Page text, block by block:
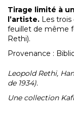
Tirage limité à
l’artiste. Les trois
feuillet de même
Rethi).
Provenance :
Leopold Rethi,
de 1934).
Une collection